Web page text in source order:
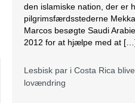
den islamiske nation, der er
pilgrimsfærdsstederne
Marcos besøgte Saudi
2012 for at hjælpe med at
Lesbisk par i Costa Rica
lovændring